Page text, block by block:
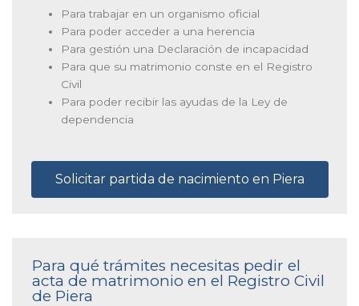
Para trabajar en un organismo oficial
Para poder acceder a una herencia
Para gestión una Declaración de incapacidad
Para que su matrimonio conste en el Registro
Civil
Para poder recibir las ayudas de la Ley de
dependencia
Solicitar partida de nacimiento en Piera
Para qué trámites necesitas pedir el
acta de matrimonio en el Registro Civil
de Piera